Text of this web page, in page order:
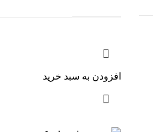
افزودن به سبد خرید